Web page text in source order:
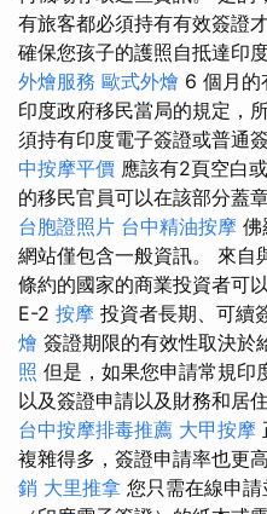
有旅客都必須持有有效簽證
確保您孩子的護照自抵達印
外燴服務 歐式外燴 6 個月的
印度政府移民當局的規定，
須持有印度電子簽證或普通
中按摩平價 應該有2頁空白
的移民官員可以在該部分蓋
台胞證照片 台中精油按摩 佛
網站僅包含一般資訊。 來自
條約的國家的商業投資者可
E-2 按摩 投資者長期、可續
燴 簽證期限的有效性取決於
照 但是，如果您申請常規印
以及簽證申請以及財務和居
台中按摩排毒推薦 大甲按摩
複雜得多，簽證申請率也更
銷 大里推拿 您只需在線申